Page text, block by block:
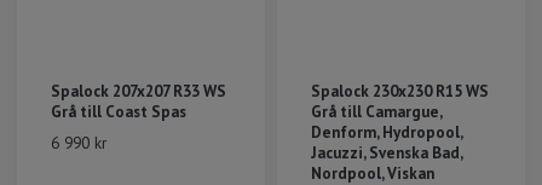
Spalock 207x207 R33 WS
Grå till Coast Spas
6 990 kr
Spalock 230x230 R15 WS
Grå till Camargue,
Denform, Hydropool,
Jacuzzi, Svenska Bad,
Nordpool, Viskan